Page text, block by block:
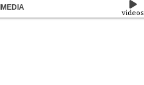
videos